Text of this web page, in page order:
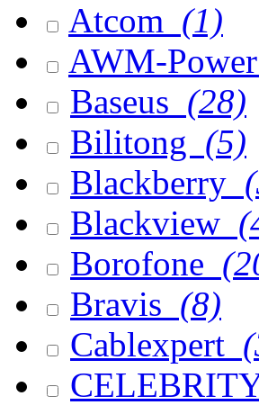
Atcom (1)
AWM-Power
Baseus (28)
Bilitong (5)
Blackberry
Blackview
Borofone
Bravis (8)
Cablexpert